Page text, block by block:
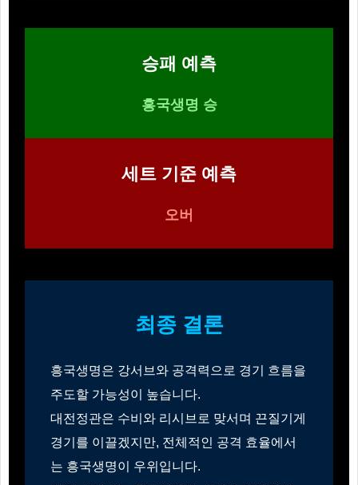
승패 예측
흥국생명 승
세트 기준 예측
오버
최종 결론
흥국생명은 강서브와 공격력으로 경기 흐름을
주도할 가능성이 높습니다.
대전정관은 수비와 리시브로 맞서며 끈질기게
경기를 이끌겠지만, 전체적인 공격 효율에서
는 흥국생명이 우위입니다.